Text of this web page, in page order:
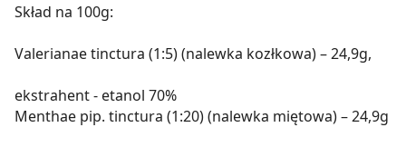
Skład na 100g:
Valerianae tinctura (1:5) (nalewka kozłkowa) – 24,9g,
ekstrahent - etanol 70%
Menthae pip. tinctura (1:20) (nalewka miętowa) – 24,9g